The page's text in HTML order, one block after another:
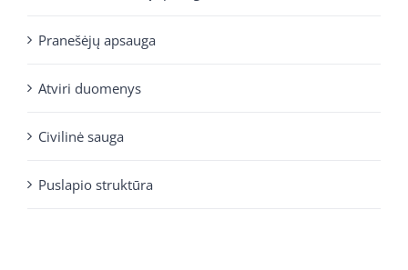
Pranešėjų apsauga
Atviri duomenys
Civilinė sauga
Puslapio struktūra